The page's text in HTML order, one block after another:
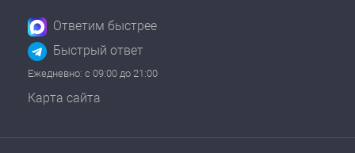
Ответим быстрее
Быстрый ответ
Ежедневно: с 09:00 до 21:00
Карта сайта